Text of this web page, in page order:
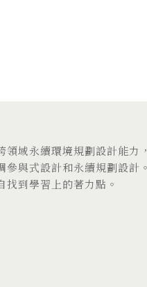
領域永續環境規劃設計能力
參與式設計和永續規劃設
找到學習上的著力點。